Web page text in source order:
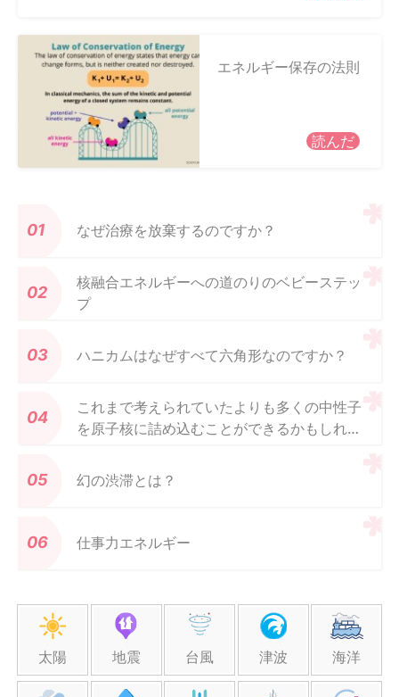
エネルギー保存の法則
読んだ
なぜ治療を放棄するのですか？
核融合エネルギーへの道のりのベビーステッ
プ
ハニカムはなぜすべて六角形なのですか？
これまで考えられていたよりも多くの中性子
を原子核に詰め込むことができるかもしれま
幻の渋滞とは？
仕事力エネルギー
太陽 地震 台風 津波 海洋